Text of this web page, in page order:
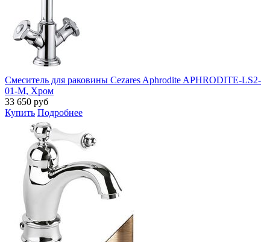
Смеситель для раковины Cezares Aphrodite APHRODITE-LS2-
01-M, Хром
33 650 руб
Купить Подробнее